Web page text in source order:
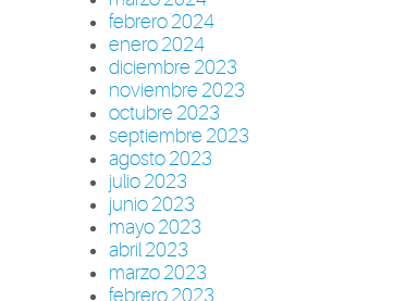
febrero 2024
enero 2024
diciembre 2023
noviembre 2023
octubre 2023
septiembre 2023
agosto 2023
julio 2023
junio 2023
mayo 2023
abril 2023
marzo 2023
febrero 2023